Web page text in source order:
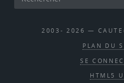
2003- 2026 —
PLAN DU
SE
HTML5